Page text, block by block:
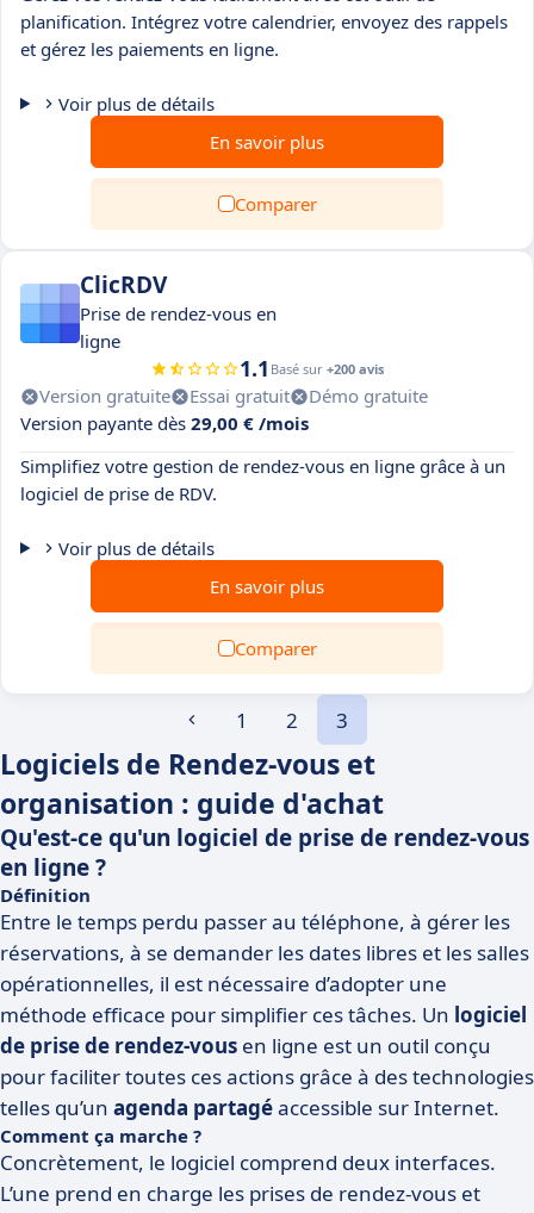
planification. Intégrez votre calendrier, envoyez des rappels
et gérez les paiements en ligne.
Voir plus de détails
En savoir plus
Comparer
ClicRDV
Prise de rendez-vous en
ligne
1.1 Basé sur +200 avis
Version gratuite Essai gratuit
Démo gratuite
Version payante dès 29,00 € /mois
Simplifiez votre gestion de rendez-vous en ligne grâce à un
logiciel de prise de RDV.
Voir plus de détails
En savoir plus
Comparer
1 2 3
Logiciels de Rendez-vous et
organisation : guide d'achat
Qu'est-ce qu'un logiciel de prise de rendez-vous
en ligne ?
Définition
Entre le temps perdu passer au téléphone, à gérer les
réservations, à se demander les dates libres et les salles
opérationnelles, il est nécessaire d’adopter une
méthode efficace pour simplifier ces tâches. Un logiciel
de prise de rendez-vous en ligne est un outil conçu
pour faciliter toutes ces actions grâce à des technologies
telles qu’un agenda partagéaccessible sur Internet.
Comment ça marche ?
Concrètement, le logiciel comprend deux interfaces.
L’une prend en charge les prises de rendez-vous et